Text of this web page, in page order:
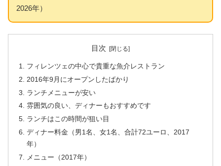
2026年）
目次
フィレンツェの中心で貴重な魚介レストラン
2016年9月にオープンしたばかり
ランチメニューが安い
雰囲気の良い、ディナーもおすすめです
ランチはこの時間が狙い目
ディナー料金（男1名、女1名、合計72ユーロ、2017
年）
メニュー（2017年）